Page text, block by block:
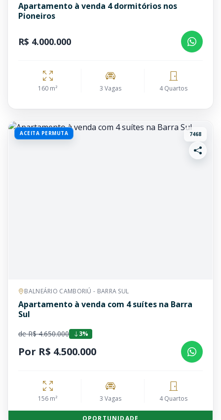
Apartamento à venda 4 dormitórios nos
Pioneiros
R$ 4.000.000
160 m² 3 Vagas 4 Quartos
ACEITA PERMUTA 7468
BALNEÁRIO CAMBORIÚ - BARRA SUL
Apartamento à venda com 4 suítes na Barra
Sul
de R$ 4.650.000 3%
Por R$ 4.500.000
156 m² 3 Vagas 4 Quartos
OPORTUNIDADE